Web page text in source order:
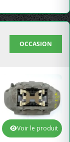
OCCASION
Voir le produit